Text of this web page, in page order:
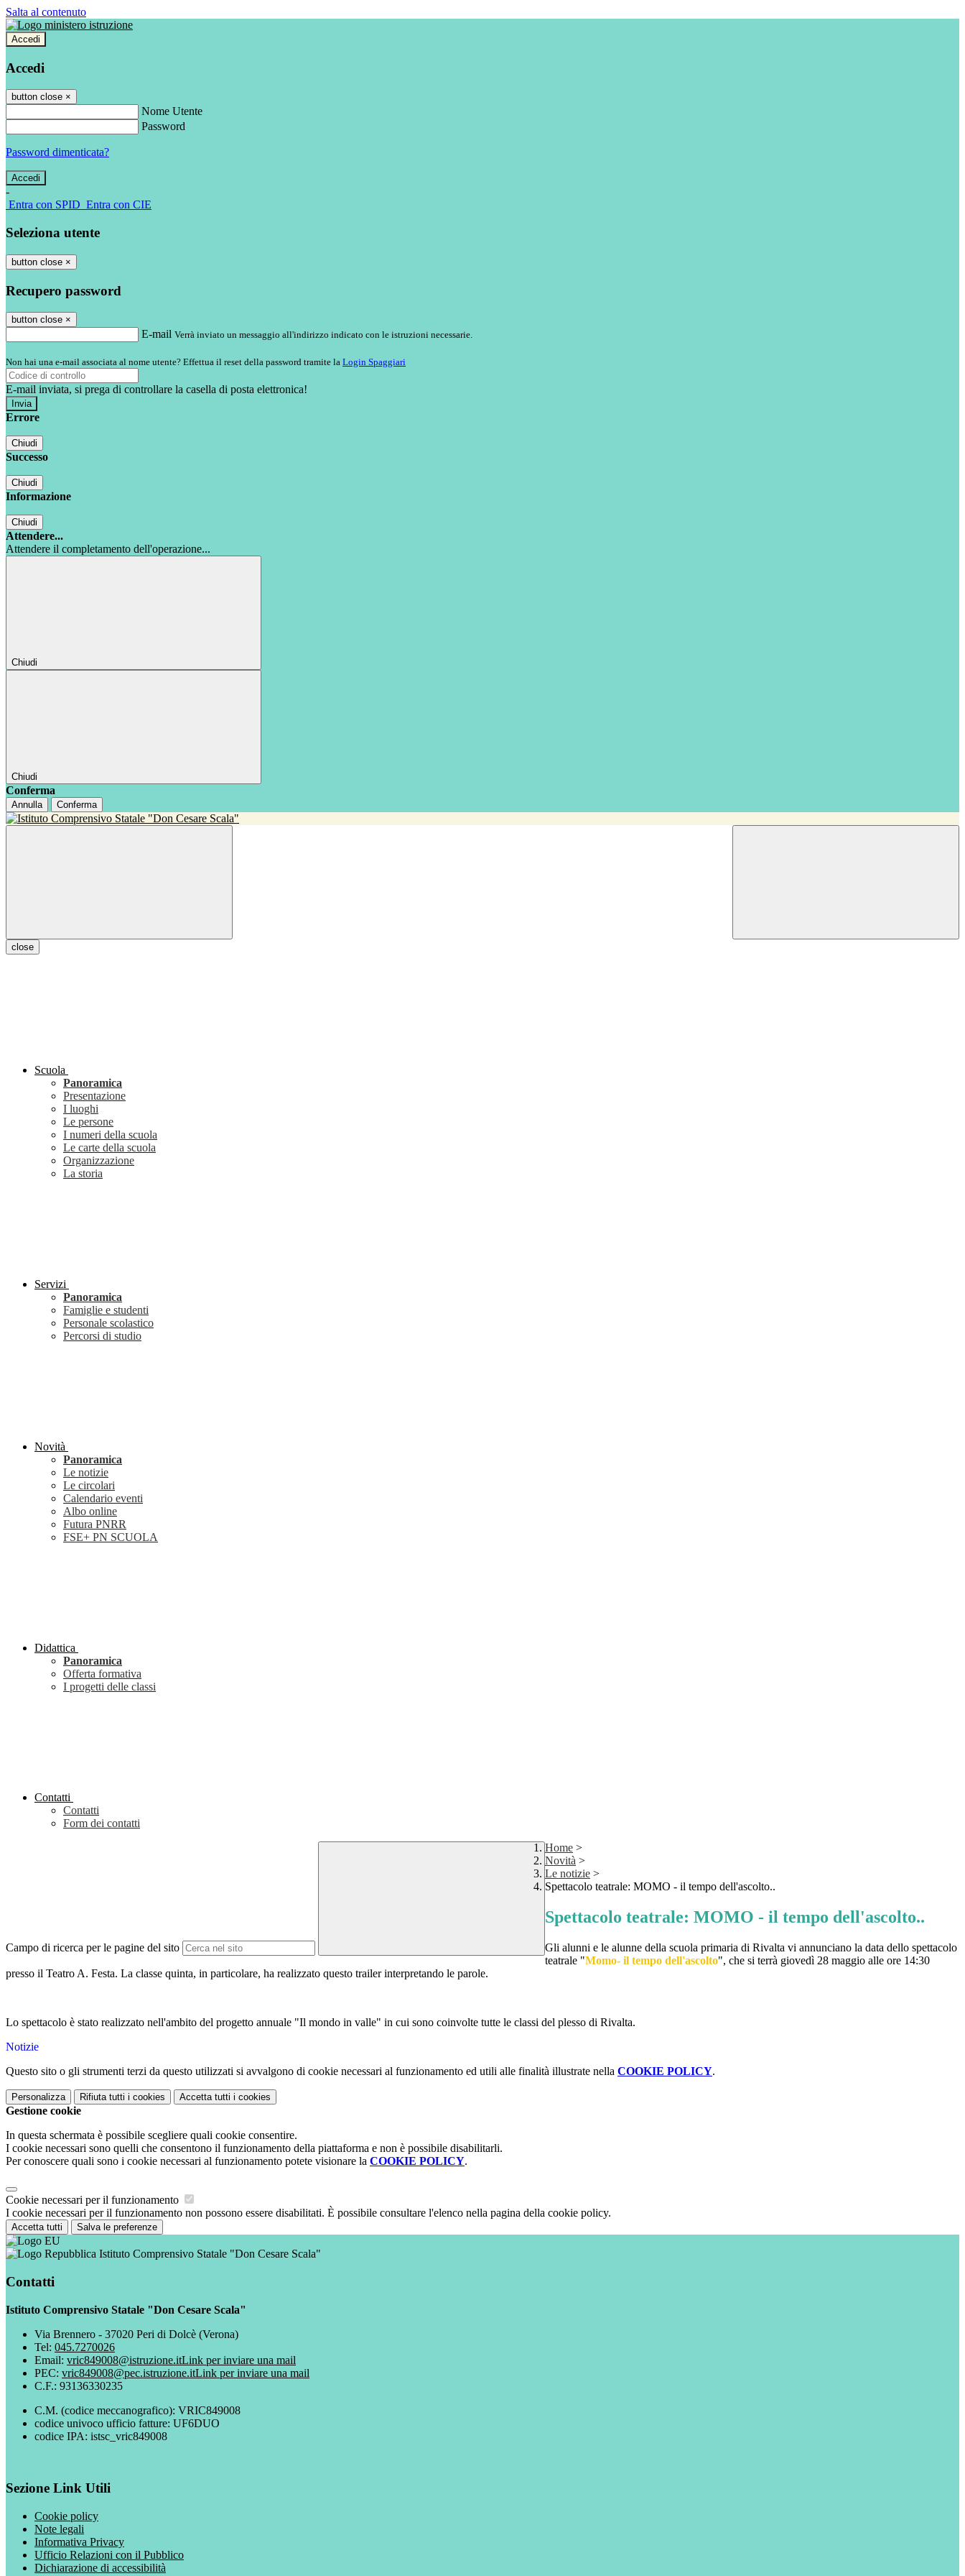
Salta al contenuto
Accedi
Accedi
button close ×
Nome Utente
Password
Password dimenticata?
-
Entra con SPID Entra con CIE
Seleziona utente
button close ×
Recupero password
button close ×
E-mail Verrà inviato un messaggio all'indirizzo indicato con le istruzioni necessarie.
Non hai una e-mail associata al nome utente? Effettua il reset della password tramite la Login Spaggiari
E-mail inviata, si prega di controllare la casella di posta elettronica!
Errore
Chiudi
Successo
Chiudi
Informazione
Chiudi
Attendere...
Attendere il completamento dell'operazione...
Chiudi
Chiudi
Conferma
Annulla Conferma
close
Scuola
Panoramica
Presentazione
I luoghi
Le persone
I numeri della scuola
Le carte della scuola
Organizzazione
La storia
Servizi
Panoramica
Famiglie e studenti
Personale scolastico
Percorsi di studio
Novità
Panoramica
Le notizie
Le circolari
Calendario eventi
Albo online
Futura PNRR
FSE+ PN SCUOLA
Didattica
Panoramica
Offerta formativa
I progetti delle classi
Contatti
Contatti
Form dei contatti
Campo di ricerca per le pagine del sito
Home >
Novità >
Le notizie >
Spettacolo teatrale: MOMO - il tempo dell'ascolto..
Spettacolo teatrale: MOMO - il tempo dell'ascolto..
Gli alunni e le alunne della scuola primaria di Rivalta vi annunciano la data dello spettacolo
teatrale "Momo- il tempo dell'ascolto", che si terrà giovedì 28 maggio alle ore 14:30
presso il Teatro A. Festa. La classe quinta, in particolare, ha realizzato questo trailer interpretando le parole.
Lo spettacolo è stato realizzato nell'ambito del progetto annuale "Il mondo in valle" in cui sono coinvolte tutte le classi del plesso di Rivalta.
Notizie
Questo sito o gli strumenti terzi da questo utilizzati si avvalgono di cookie necessari al funzionamento ed utili alle finalità illustrate nella COOKIE POLICY.
Personalizza Rifiuta tutti i cookies Accetta tutti i cookies
Gestione cookie
In questa schermata è possibile scegliere quali cookie consentire.
I cookie necessari sono quelli che consentono il funzionamento della piattaforma e non è possibile disabilitarli.
Per conoscere quali sono i cookie necessari al funzionamento potete visionare la COOKIE POLICY.
Cookie necessari per il funzionamento
I cookie necessari per il funzionamento non possono essere disabilitati. È possibile consultare l'elenco nella pagina della cookie policy.
Accetta tutti Salva le preferenze
Istituto Comprensivo Statale "Don Cesare Scala"
Contatti
Istituto Comprensivo Statale "Don Cesare Scala"
Via Brennero - 37020 Peri di Dolcè (Verona)
Tel: 045.7270026
Email: vric849008@istruzione.itLink per inviare una mail
PEC: vric849008@pec.istruzione.itLink per inviare una mail
C.F.: 93136330235
C.M. (codice meccanografico): VRIC849008
codice univoco ufficio fatture: UF6DUO
codice IPA: istsc_vric849008
Sezione Link Utili
Cookie policy
Note legali
Informativa Privacy
Ufficio Relazioni con il Pubblico
Dichiarazione di accessibilità